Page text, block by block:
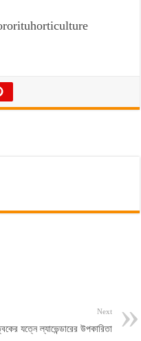
Next
যত্নে ল্যাভেন্ডারের উপকারিতা